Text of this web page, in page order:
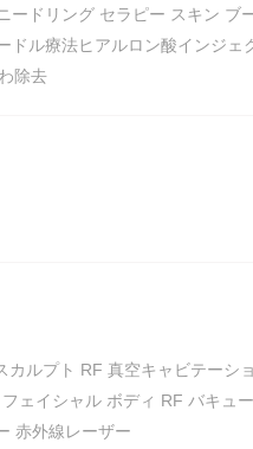
ードリング セラピー スキン ブ
ドル療法ヒアルロン酸インジェ
除去
カルプト RF 真空キャビテーシ
ェイシャル ボディ RF バキュー
赤外線レーザー